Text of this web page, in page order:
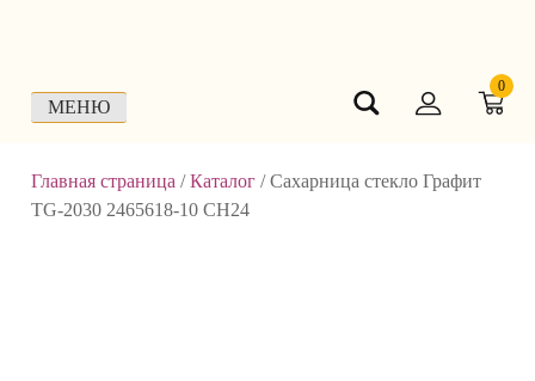
МЕНЮ
0
Главная страница /Каталог /Сахарница стекло Графит
TG-2030 2465618-10 СН24